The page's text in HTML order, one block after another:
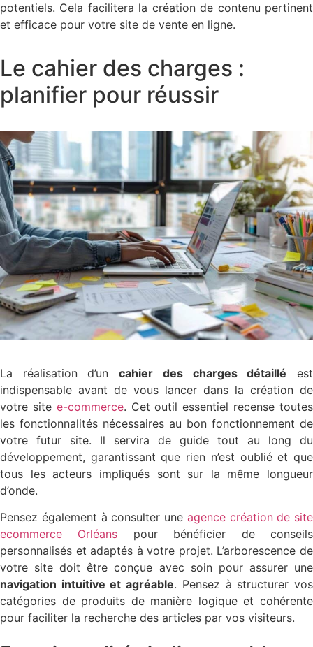
potentiels. Cela facilitera la création de contenu pertinent
et efficace pour votre site de vente en ligne.
Le cahier des charges :
planifier pour réussir
La réalisation d’uncahier des charges détaillé est
indispensable avant de vous lancer dans la création de
votre site e-commerce. Cet outil essentiel recense toutes
les fonctionnalités nécessaires au bon fonctionnement de
votre futur site. Il servira de guide tout au long du
développement, garantissant que rien n’est oublié et que
tous les acteurs impliqués sont sur la même longueur
d’onde.
Pensez également à consulter une agence création de site
ecommerce Orléans pour bénéficier de conseils
personnalisés et adaptés à votre projet. L’arborescence de
votre site doit être conçue avec soin pour assurer une
navigation intuitive et agréable. Pensez à structurer vos
catégories de produits de manière logique et cohérente
pour faciliter la recherche des articles par vos visiteurs.